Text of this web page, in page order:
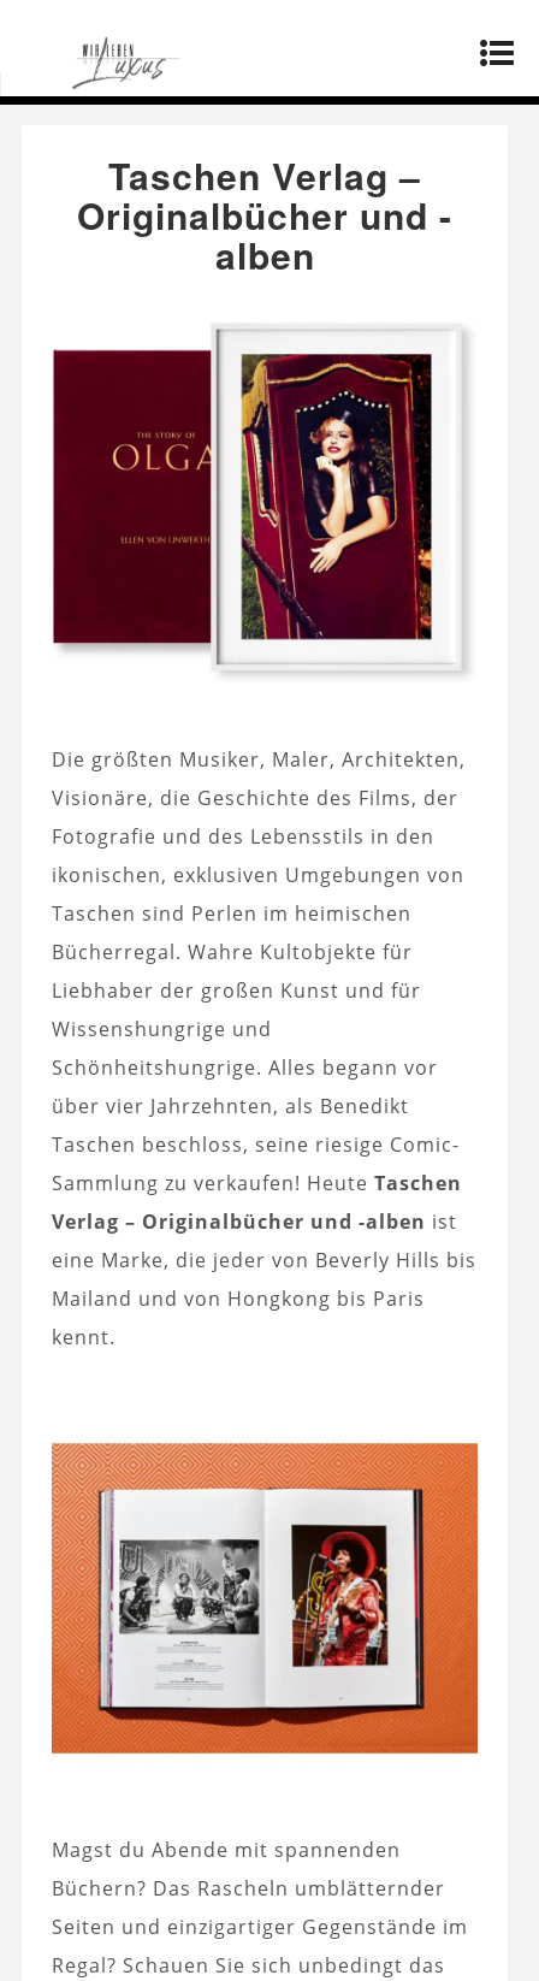
Startseite»
Originalbücher und -alben
Taschen Verlag –
Originalbücher und -
alben
Die größten Musiker, Maler, Architekten,
Visionäre, die Geschichte des Films, der
Fotografie und des Lebensstils in den
ikonischen, exklusiven Umgebungen von
Taschen sind Perlen im heimischen
Bücherregal. Wahre Kultobjekte für
Liebhaber der großen Kunst und für
Wissenshungrige und
Schönheitshungrige. Alles begann vor
über vier Jahrzehnten, als Benedikt
Taschen beschloss, seine riesige Comic-
Sammlung zu verkaufen! Heute Taschen
Verlag – Originalbücher und -alben ist
eine Marke, die jeder von Beverly Hills bis
Mailand und von Hongkong bis Paris
kennt.
Magst du Abende mit spannenden
Büchern? Das Rascheln umblätternder
Seiten und einzigartiger Gegenstände im
Regal? Schauen Sie sich unbedingt das